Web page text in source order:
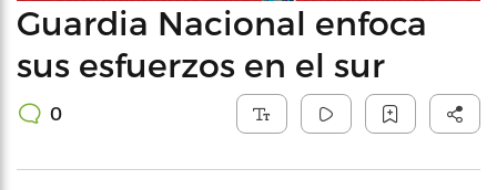
Guardia Nacional enfoca
sus esfuerzos en el sur
0